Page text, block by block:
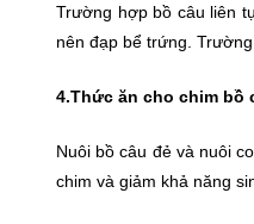
Trường hợp bồ câu liên
nên đạp bể trứng.
4.Thức ăn cho chim bồ
Nuôi bồ câu đẻ và nuôi
chim và giảm khả năng